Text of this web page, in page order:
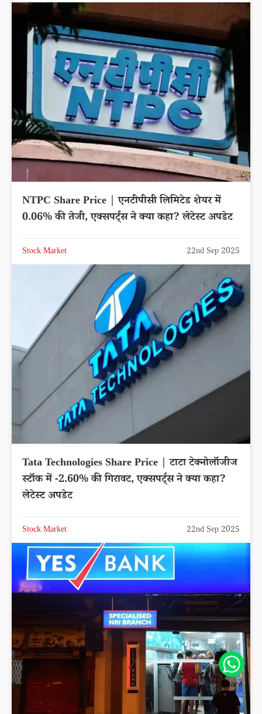
NTPC Share Price | एनटीपीसी लिमिटेड शेयर में
0.06% की तेजी, एक्सपर्ट्स ने क्या कहा? लेटेस्ट अपडेट
Stock Market 22nd Sep 2025
Tata Technologies Share Price | टाटा टेक्नोलॉजीज
स्टॉक में -2.60% की गिरावट, एक्सपर्ट्स ने क्या कहा?
लेटेस्ट अपडेट
Stock Market 22nd Sep 2025
Share